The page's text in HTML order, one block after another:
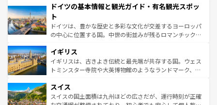
せる。地方によって風土や気候が異なるスペインはその個
ンテンツ一覧 を参照してほしい。
で、幅広い魅力が詰まっている。華麗な宮殿、歴史的な大
聖堂、美しいビーチ、そして豊かな自然が、訪れる者を心
から魅了する。また、フランスは美食の国としても知ら
れ、フランス料理はユネスコ無形文化遺産にも登録されて
香り高いラベンダー畑など、多彩な楽しみ方が可能だ。さ
らに、パリ以外の地域にも魅力が溢れており、どの街角に
も豊かな歴史と文化が息づいている。パリ以外の個性あふ
を参照してほしい。
ドイツの基本情報と観光ガイド・有名観光スポッ
ト
ドイツは、豊かな歴史と多彩な文化が交差するヨーロッパ
の中心に位置する国。中世の街並みが残るロマンチック街
顔を持つこの国は、どこを歩いても飽きることがない。ベ
ルリンの文化的活気、バイエルン州のアルプスの絶景、そ
してライン川沿いのワイン畑といった風景は必見。ビール
は、お酒好きな人にはぜひ体験してほしい。 なお、新着の
ドイツ情報はコンテンツ一覧を参照してほしい。
イギリス
イギリスは、古きよき伝統と最先端が共存する国。ウェス
トミンスター寺院や大英博物館のようなランドマーク、歴
リアごとに異なる魅力がある。また、優雅なアフタヌーン
ティー、ビール好きにはたまらない英国パブ、サッカー観
スイス
スイスの国土面積は九州ほどの広さだが、運行時刻が正確